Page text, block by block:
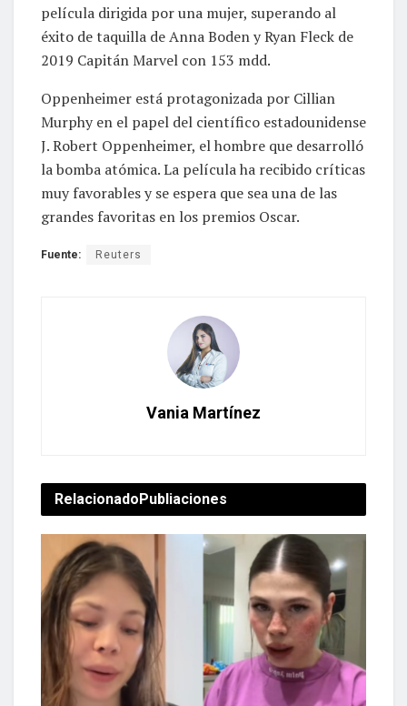
película dirigida por una mujer, superando al
éxito de taquilla de Anna Boden y Ryan Fleck de
2019 Capitán Marvel con 153 mdd.
Oppenheimer está protagonizada por Cillian
Murphy en el papel del científico estadounidense
J. Robert Oppenheimer, el hombre que desarrolló
la bomba atómica. La película ha recibido críticas
muy favorables y se espera que sea una de las
grandes favoritas en los premios Oscar.
Fuente: Reuters
Vania Martínez
RelacionadoPubliaciones